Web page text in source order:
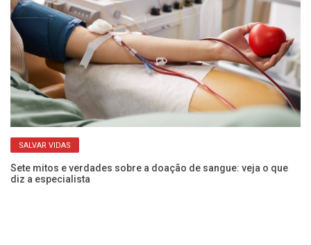
SALVAR VIDAS
Sete mitos e verdades sobre a doação de sangue: veja o que
diz a especialista